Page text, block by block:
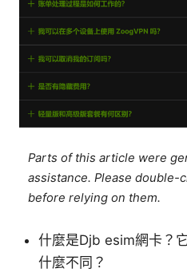
Parts of this article were
assistance. Please double-
before relying on them.
什麼是Djb esim網卡？
什麼不同？